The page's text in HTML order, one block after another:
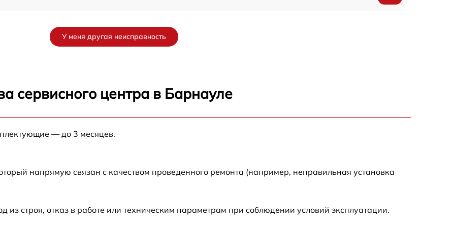
от 60 мин
У меня другая неисправность
сервисного центра в Барнауле
— до 3 месяцев.
напрямую связан с качеством проведенного ремонта (например, неправильная установка
строя, отказ в работе или техническим параметрам при соблюдении условий эксплуатации.